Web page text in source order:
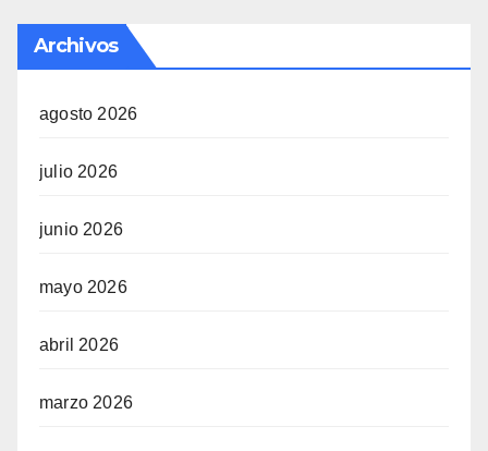
Archivos
agosto 2026
julio 2026
junio 2026
mayo 2026
abril 2026
marzo 2026